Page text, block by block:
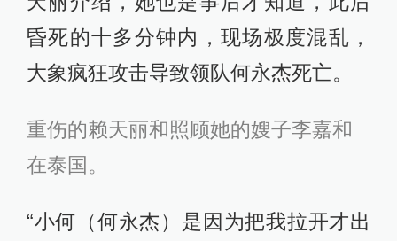
昏死的十多分钟内，现场极度混乱，
大象疯狂攻击导致领队何永杰死亡。
重伤的赖天丽和照顾她的嫂子李嘉和
在泰国。
“小何（何永杰）是因为把我拉开才出